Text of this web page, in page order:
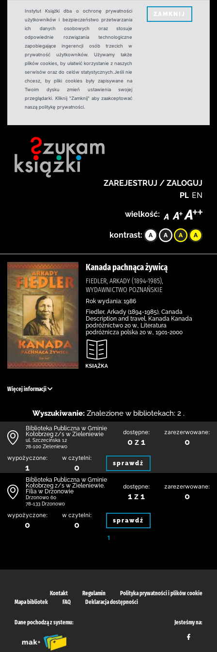
Instytut Książki dba o ochronę prywatności
użytkowników i bezpieczeństwo przetwarzania
ich danych osobowych oraz stosuje
odpowiednie rozwiązania technologiczne
zapobiegające ingerencji osób trzecich w
prywatność użytkowników. Używamy także
plików cookies, by ułatwić korzystanie z naszych
serwisów oraz do celów statystycznych.Jeśli nie
chcesz, by pliki cookies były zapisywane na
Twoim dysku zmień ustawienia swojej
przeglądarki. Kliknij "Zamknij" aby zaakceptować
naszą politykę prywatności.
ZAMKNIJ
ZAREJESTRUJ / ZALOGUJ
PL EN
wielkość:
kontrast:
Kanada pachnąca żywicą
FIEDLER, ARKADY (1894-1985),
WYDAWNICTWO POZNAŃSKIE
Rok wydania: 1986
Fiedler, Arkady (1894-1985), Canada
Description and travel, Kanada Kanada
podróżnictwo 20 w., Literatura
podróżnicza polska 20 w., 1901-2000
Więcej informacji
Wyszukiwanie: Znalezione w bibliotekach: 2 .
Biblioteka Publiczna w Gminie
Kołobrzeg z/s w Zieleniewie
ul. Szczecińska 12
78-100 Zieleniewo
dostępne:
0 z 1
zarezerwowane:
0
wypożyczone:
1
w czytelni:
0 sprawdź
Biblioteka Publiczna w Gminie
Kołobrzeg z/s w Zieleniewie.
Filia w Drzonowie
Drzonowo 60
78-133 Drzonowo
dostępne:
1 z 1
zarezerwowane:
0
wypożyczone:
0
w czytelni:
0 sprawdź
1
Kontakt Regulamin
Polityka prywatności i plików cookie
Mapa bibliotek
FAQ Deklaracja dostępności
Dane pochodzą z systemu: Jesteśmy na: